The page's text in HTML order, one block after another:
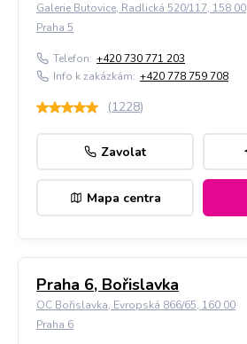
Galerie Butovice, Radlická 520/117, 158 00
Praha 5
Telefon: +420 730 771 203
Info k zakázkám: +420 778 759 708
(1228)
Zavolat
Mapa centra
Praha 6, Bořislavka
OC Bořislavka, Evropská 866/65, 160 00
Praha 6